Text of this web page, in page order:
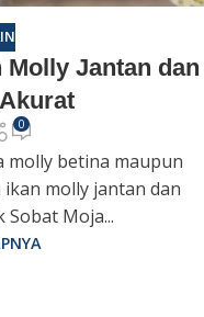
Molly Jantan dan
0
molly betina maupun
molly jantan dan
Moja...